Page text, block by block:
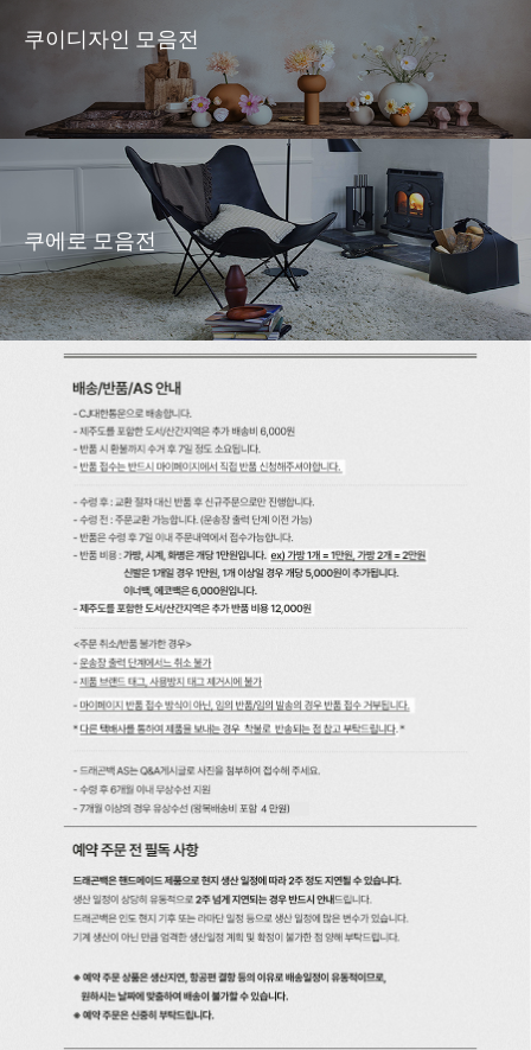
쿠이디자인 모음전
쿠에로 모음전